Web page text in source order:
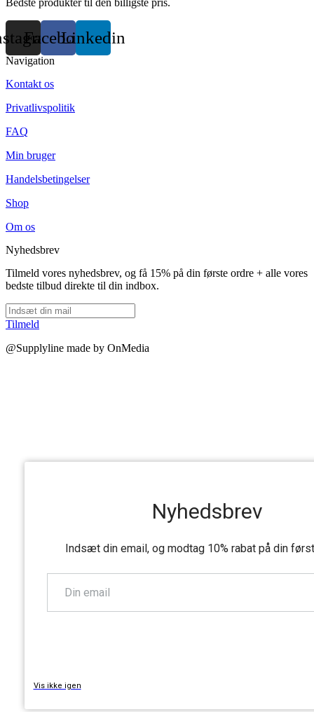
FacebookLinkedin
Navigation
Kontakt os
Privatlivspolitik
FAQ
Min bruger
Handelsbetingelser
Shop
Om os
Nyhedsbrev
Tilmeld vores nyhedsbrev, og få 15% på din første ordre + alle vores
bedste tilbud direkte til din indbox.
Tilmeld
@Supplyline made by OnMedia
Nyhedsbrev
Indsæt din email, og modtag 10% rabat på din
Vis ikke igen